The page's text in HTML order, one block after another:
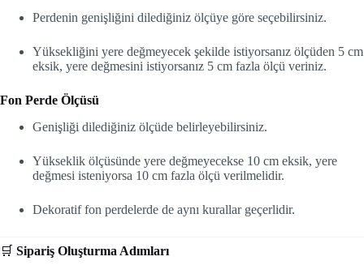
Perdenin genişliğini dilediğiniz ölçüye göre seçebilirsiniz.
Yüksekliğini yere değmeyecek şekilde istiyorsanız ölçüden 5 cm
eksik, yere değmesini istiyorsanız 5 cm fazla ölçü veriniz.
Fon Perde Ölçüsü
Genişliği dilediğiniz ölçüde belirleyebilirsiniz.
Yükseklik ölçüsünde yere değmeyecekse 10 cm eksik, yere
değmesi isteniyorsa 10 cm fazla ölçü verilmelidir.
Dekoratif fon perdelerde de aynı kurallar geçerlidir.
🛒 Sipariş Oluşturma Adımları